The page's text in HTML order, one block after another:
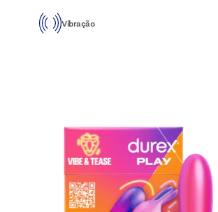
Vibração